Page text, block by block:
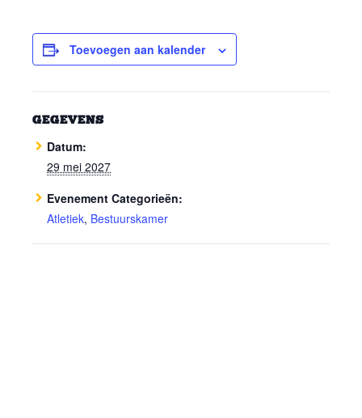
Toevoegen aan kalender
GEGEVENS
Datum:
29 mei 2027
Evenement Categorieën:
Atletiek, Bestuurskamer